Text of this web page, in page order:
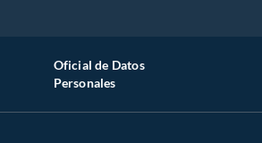
Oficial de Datos
Personales